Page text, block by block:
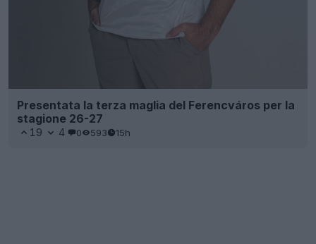
Presentata la terza maglia del Ferencváros per la
stagione 26-27
19 4 0 593 15h